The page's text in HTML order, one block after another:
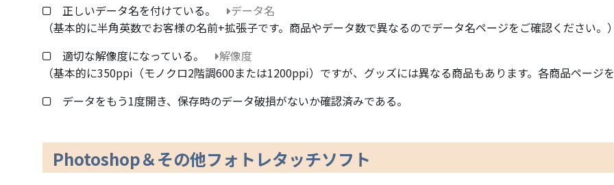
正しいデータ名を付けている。
データ名
（基本的に半角英数でお客様の名前+拡張子です。商品やデータ数で異なるのでデータ名ページをご確認ください。
適切な解像度になっている。
解像度
（基本的に350ppi（モノクロ2階調600または1200ppi）ですが、グッズには異なる商品もあります。各商品ページ
データをもう1度開き、保存時のデータ破損がないか確認済みである。
Photoshop＆その他フォトレタッチソフト